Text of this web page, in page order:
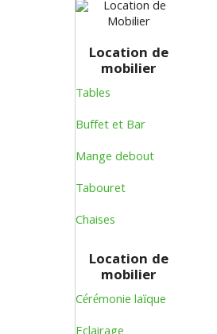
Location de
mobilier
Tables
Buffet et Bar
Mange debout
Tabouret
Chaises
Location de
mobilier
Cérémonie laïque